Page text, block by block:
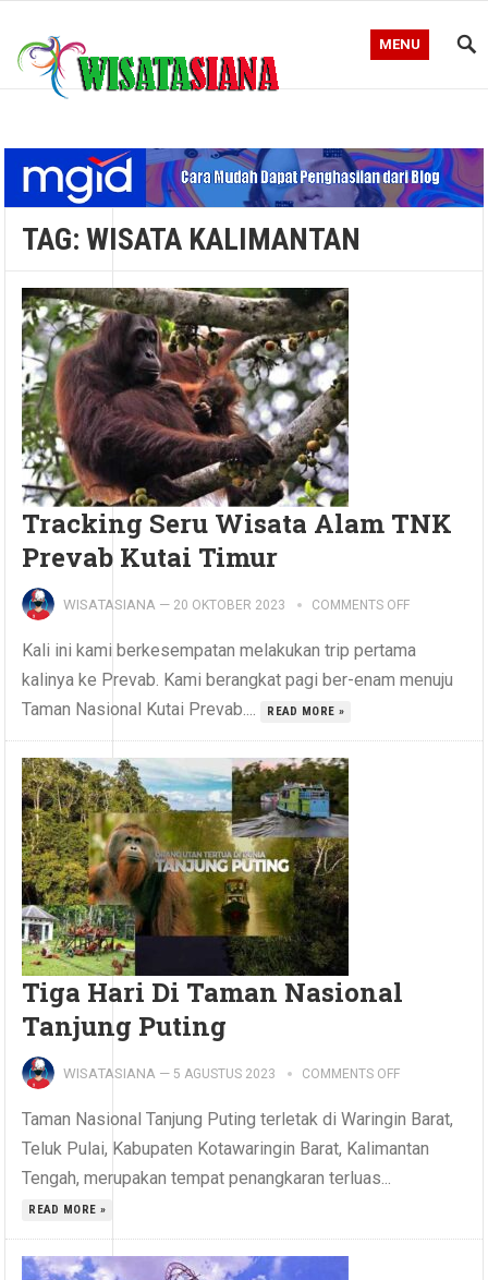
MENU
TAG:WISATA KALIMANTAN
Tracking Seru Wisata Alam TNK
Prevab Kutai Timur
WISATASIANA — 20 OKTOBER 2023 COMMENTS OFF
Kali ini kami berkesempatan melakukan trip pertama
kalinya ke Prevab. Kami berangkat pagi ber-enam menuju
Taman Nasional Kutai Prevab....
READ MORE »
Tiga Hari Di Taman Nasional
Tanjung Puting
WISATASIANA — 5 AGUSTUS 2023 COMMENTS OFF
Taman Nasional Tanjung Puting terletak di Waringin Barat,
Teluk Pulai, Kabupaten Kotawaringin Barat, Kalimantan
Tengah, merupakan tempat penangkaran terluas...
READ MORE »